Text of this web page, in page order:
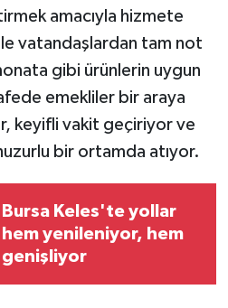
amacıyla hizmete
vatandaşlardan tam not
gibi ürünlerin uygun
emekliler bir araya
keyifli vakit geçiriyor ve
bir ortamda atıyor.
Bursa Keles'te yollar
hem yenileniyor, hem
genişliyor